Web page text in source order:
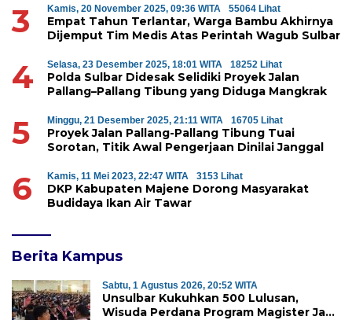
3 Kamis, 20 November 2025, 09:36 WITA 55064 Lihat
Empat Tahun Terlantar, Warga Bambu Akhirnya
Dijemput Tim Medis Atas Perintah Wagub Sulbar
4 Selasa, 23 Desember 2025, 18:01 WITA 18252 Lihat
Polda Sulbar Didesak Selidiki Proyek Jalan
Pallang–Pallang Tibung yang Diduga Mangkrak
5 Minggu, 21 Desember 2025, 21:11 WITA 16705 Lihat
Proyek Jalan Pallang-Pallang Tibung Tuai
Sorotan, Titik Awal Pengerjaan Dinilai Janggal
6 Kamis, 11 Mei 2023, 22:47 WITA 3153 Lihat
DKP Kabupaten Majene Dorong Masyarakat
Budidaya Ikan Air Tawar
Berita Kampus
Sabtu, 1 Agustus 2026, 20:52 WITA
Unsulbar Kukuhkan 500 Lulusan,
Wisuda Perdana Program Magister Jadi